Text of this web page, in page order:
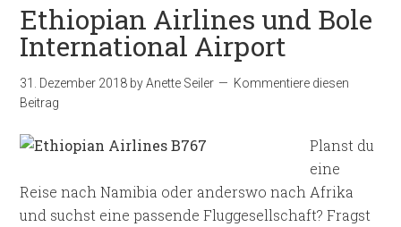
Ethiopian Airlines und Bole
International Airport
31. Dezember 2018 byAnette Seiler
Kommentiere diesen
Beitrag
Planst du
eine
Reise nach Namibia oder anderswo nach Afrika
und suchst eine passende Fluggesellschaft? Fragst